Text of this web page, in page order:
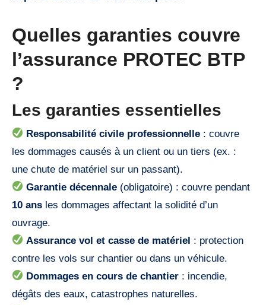
Quelles garanties couvre
l’assurance PROTEC BTP
?
Les garanties essentielles
Responsabilité civile professionnelle : couvre
les dommages causés à un client ou un tiers (ex. :
une chute de matériel sur un passant).
Garantie décennale (obligatoire) : couvre pendant
10 ans les dommages affectant la solidité d’un
ouvrage.
Assurance vol et casse de matériel : protection
contre les vols sur chantier ou dans un véhicule.
Dommages en cours de chantier : incendie,
dégâts des eaux, catastrophes naturelles.